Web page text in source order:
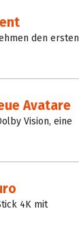
den ersten
Avatare
Vision, eine
4K mit